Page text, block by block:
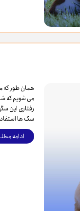
می شویم که
رفتاری این
سگ ها
ادامه